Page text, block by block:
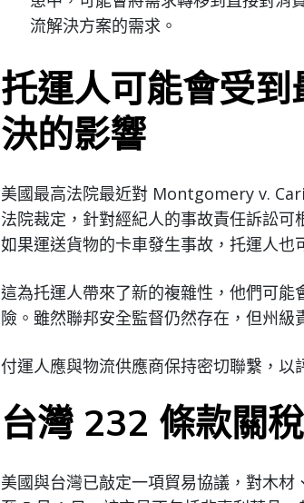
流解決方案的需求。
托運人可能會受
決的影響
美國最高法院最近對 Montgomery v.
法院裁定，針對經紀人的事故責任訴訟可
如果運送貨物的卡車發生事故，托運人也
這為托運人帶來了新的複雜性，他們可
險。雖然聯邦安全監督仍然存在，但州級
付運人應與物流供應商保持密切聯繫，以
台灣 232 條款關
美國與台灣已敲定一項貿易協議，對木